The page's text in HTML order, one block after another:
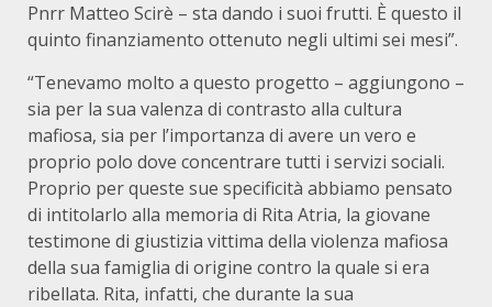
Pnrr Matteo Scirè – sta dando i suoi frutti. È questo il
quinto finanziamento ottenuto negli ultimi sei mesi”.
“Tenevamo molto a questo progetto – aggiungono –
sia per la sua valenza di contrasto alla cultura
mafiosa, sia per l’importanza di avere un vero e
proprio polo dove concentrare tutti i servizi sociali.
Proprio per queste sue specificità abbiamo pensato
di intitolarlo alla memoria di Rita Atria, la giovane
testimone di giustizia vittima della violenza mafiosa
della sua famiglia di origine contro la quale si era
ribellata. Rita, infatti, che durante la sua